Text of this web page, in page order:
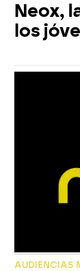
Neox,
los
AUDIENCIAS